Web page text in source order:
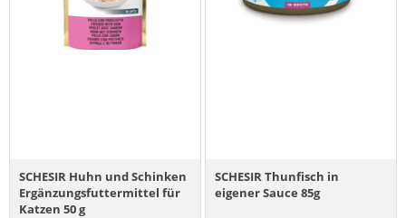
SCHESIR Huhn und Schinken
Ergänzungsfuttermittel für
Katzen 50 g
SCHESIR Thunfisch in
eigener Sauce 85g